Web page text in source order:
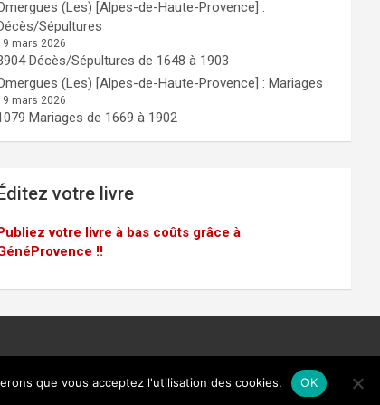
(Les) [Alpes-de-Haute-Provence] :
Sépultures
mars 2026
Décès/Sépultures de 1648 à 1903
(Les) [Alpes-de-Haute-Provence] : Mariages
mars 2026
Mariages de 1669 à 1902
votre livre
Publiez votre livre à bas coûts grâce à
!!
que vous acceptez l'utilisation des cookies. OK